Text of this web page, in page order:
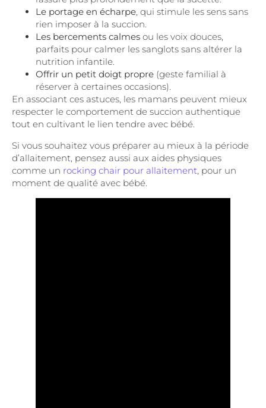
Le portage en écharpe, qui stimule les sens sans
rien imposer à la succion.
Les bercements calmes ou les voix douces,
parfaits pour calmer les sanglots sans altérer la
nutrition infantile.
Offrir un petit doigt propre (geste familial à
réserver à certaines occasions).
En associant ces astuces, les mamans peuvent mieux
respecter le comportement de succion authentique
tout en cultivant le lien tendre avec bébé.
Si vous souhaitez vous préparer au mieux à la période
d’allaitement, pensez aussi aux aides physiques
comme un rocking chair pour allaitement , pour un
moment de qualité avec bébé.